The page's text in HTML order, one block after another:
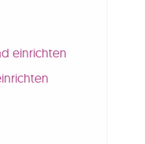
einrichten